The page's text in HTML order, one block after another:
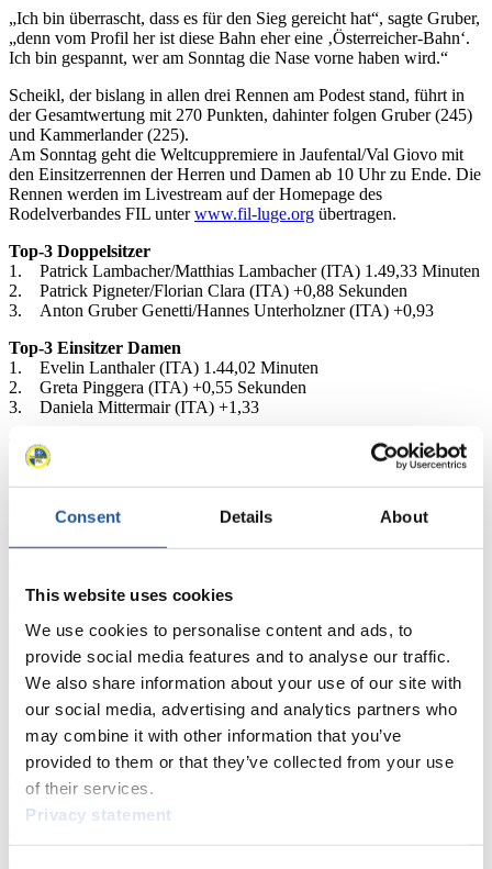
Consent Details About
This website uses cookies
We use cookies to personalise content and ads, to
provide social media features and to analyse our traffic.
We also share information about your use of our site with
our social media, advertising and analytics partners who
may combine it with other information that you’ve
provided to them or that they’ve collected from your use
of their services.
Privacy statement
„Ich bin überrascht, dass es für den Sieg gereicht hat“, sagte Gruber,
„denn vom Profil her ist diese Bahn eher eine ‚Österreicher-Bahn‘.
Ich bin gespannt, wer am Sonntag die Nase vorne haben wird.“
Scheikl, der bislang in allen drei Rennen am Podest stand, führt in
der Gesamtwertung mit 270 Punkten, dahinter folgen Gruber (245)
und Kammerlander (225).
Am Sonntag geht die Weltcuppremiere in Jaufental/Val Giovo mit
den Einsitzerrennen der Herren und Damen ab 10 Uhr zu Ende. Die
Rennen werden im Livestream auf der Homepage des
Rodelverbandes FIL unterwww.fil-luge.org übertragen.
Top-3 Doppelsitzer
1. Patrick Lambacher/Matthias Lambacher (ITA) 1.49,33 Minuten
2. Patrick Pigneter/Florian Clara (ITA) +0,88 Sekunden
3. Anton Gruber Genetti/Hannes Unterholzner (ITA) +0,93
Top-3 Einsitzer Damen
1. Evelin Lanthaler (ITA) 1.44,02 Minuten
2. Greta Pinggera (ITA) +0,55 Sekunden
3. Daniela Mittermair (ITA) +1,33
Top-3 Einsitzer Herren
1. Alex Gruber (ITA) 1.42,08 Minuten
2. Michael Scheikl (AUT) +0,11 Sekunden
Sonntag, 15.01.2022
Erster Wertungslauf Einsitzer Damen (11 Uhr)
Finallauf Einsitzer Herren (11.45 Uhr)
Finallauf Einsitzer Damen (12.30 Uhr), anschließend
News
Allgemein